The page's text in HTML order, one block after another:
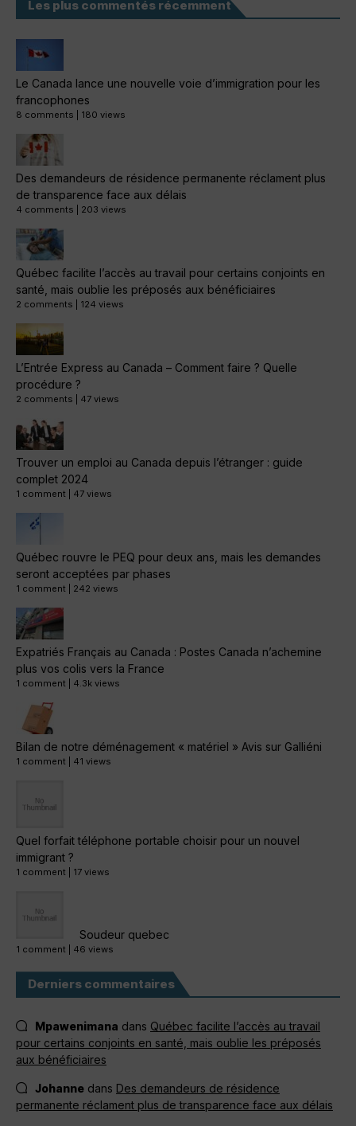
Les plus commentés récemment
Le Canada lance une nouvelle voie d’immigration pour les
francophones
8 comments 180 views
Des demandeurs de résidence permanente réclament plus
de transparence face aux délais
4 comments 203 views
Québec facilite l’accès au travail pour certains conjoints en
santé, mais oublie les préposés aux bénéficiaires
2 comments 124 views
L’Entrée Express au Canada – Comment faire ? Quelle
procédure ?
2 comments 47 views
Trouver un emploi au Canada depuis l’étranger : guide
complet 2024
1 comment 47 views
Québec rouvre le PEQ pour deux ans, mais les demandes
seront acceptées par phases
1 comment 242 views
Expatriés Français au Canada : Postes Canada n’achemine
plus vos colis vers la France
1 comment 4.3k views
Bilan de notre déménagement « matériel » Avis sur Galliéni
1 comment 41 views
Quel forfait téléphone portable choisir pour un nouvel
immigrant ?
1 comment 17 views
Soudeur quebec
1 comment 46 views
Derniers commentaires
Mpawenimana dans Québec facilite l’accès au travail
pour certains conjoints en santé, mais oublie les préposés
aux bénéficiaires
Johanne dans Des demandeurs de résidence
permanente réclament plus de transparence face aux délais